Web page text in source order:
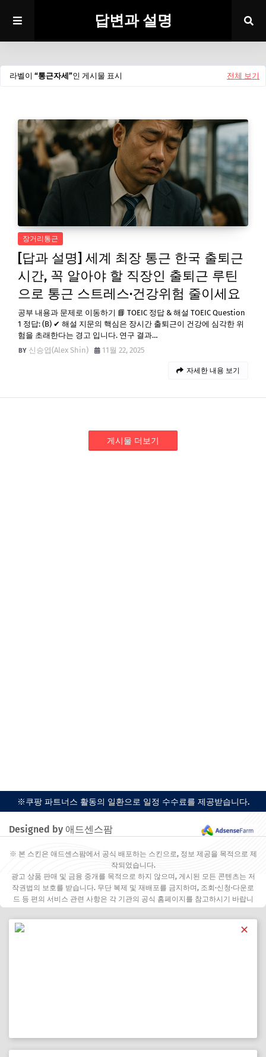
답변과 설명
라벨이 통근자세 인 게시물 표시 전체 보기
장거리통근
[답과 설명] 세계 최장 통근 한국 출퇴근
시간, 꼭 알아야 할 직장인 출퇴근 루틴
으로 통근 스트레스·건강위험 줄이세요
공부 내용과 문제로 이동하기 📘 TOEIC 정답 & 해설 TOEIC Question
1 정답: (B) ✔ 해설 지문의 핵심은 장시간 출퇴근이 건강에 심각한 위
험을 초래한다는 경고 입니다. 연구 결과…
신승엽(Alex Shin)
11월 22, 2025
자세한 내용 보기
게시물 더보기
※쿠팡 파트너스 활동의 일환으로 일정 수수료를 제공받습니다.
Designed by 애드센스팜
※ 본 스킨은 애드센스팜에서 공식 배포하는 스킨으로, 정보 제공을 목적으로 제
작되었습니다.
광고 상품 판매 및 금융 중개를 목적으로 하지 않으며, 게시된 모든 콘텐츠는 저
작권법의 보호를 받습니다. 무단 복제 및 재배포를 금지하며, 조회·신청·다운로
드 등 편의 서비스 관련 사항은 각 기관의 공식 홈페이지를 참고하시기 바랍니
✕